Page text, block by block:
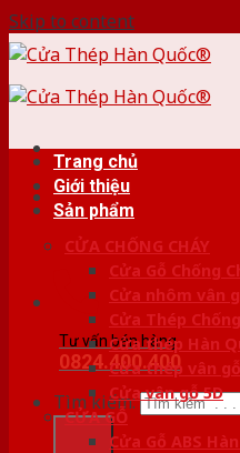
Skip to content
Tư vấn bán hàng
0824.400.400
Tìm kiếm:
Trang chủ
Giới thiệu
Sản phẩm
CỬA CHỐNG CHÁY
Cửa Gỗ Chống
Cửa nhôm vân
Cửa Thép
Cửa thép Hàn
Cửa thép vân gỗ
Cửa vân gỗ 5D
CỬA GỖ
Cửa Gỗ ABS